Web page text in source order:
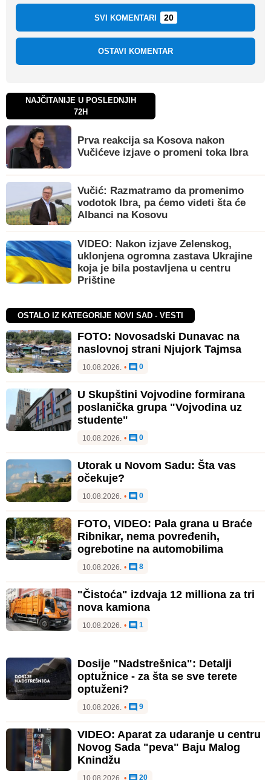
SVI KOMENTARI 20
OSTAVI KOMENTAR
NAJČITANIJE U POSLEDNJIH
72H
Prva reakcija sa Kosova nakon
Vučićeve izjave o promeni toka Ibra
Vučić: Razmatramo da promenimo
vodotok Ibra, pa ćemo videti šta će
Albanci na Kosovu
VIDEO: Nakon izjave Zelenskog,
uklonjena ogromna zastava Ukrajine
koja je bila postavljena u centru
Prištine
OSTALO IZ KATEGORIJE NOVI SAD - VESTI
FOTO: Novosadski Dunavac na
naslovnoj strani Njujork Tajmsa
10.08.2026. • 0
U Skupštini Vojvodine formirana
poslanička grupa "Vojvodina uz
studente"
10.08.2026. • 0
Utorak u Novom Sadu: Šta vas
očekuje?
10.08.2026. • 0
FOTO, VIDEO: Pala grana u Braće
Ribnikar, nema povređenih,
ogrebotine na automobilima
10.08.2026. • 8
"Čistoća" izdvaja 12 milliona za tri
nova kamiona
10.08.2026. • 1
Dosije "Nadstrešnica": Detalji
optužnice - za šta se sve terete
optuženi?
10.08.2026. • 9
VIDEO: Aparat za udaranje u centru
Novog Sada "peva" Baju Malog
Knindžu
10.08.2026. • 20